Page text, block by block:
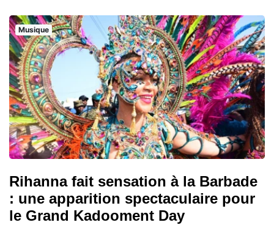
Musique
Rihanna fait sensation à la Barbade
: une apparition spectaculaire pour
le Grand Kadooment Day